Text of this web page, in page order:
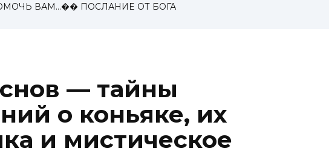
ВАМ…�� ПОСЛАНИЕ ОТ БОГА
— тайны
о коньяке, их
и мистическое